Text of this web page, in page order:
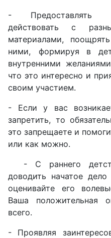
- Предоставлять
действовать с
материалами,
ними, формируя в
внутренними
что это интересно и
своим участием.
- Если у вас
запретить, то
это запрещаете и
или как можно.
- С раннего
доводить начатое
оценивайте его
Ваша положительная
всего.
- Проявляя